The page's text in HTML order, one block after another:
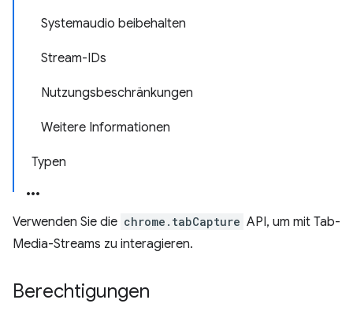
Systemaudio beibehalten
Stream-IDs
Nutzungsbeschränkungen
Weitere Informationen
Typen
Verwenden Sie die chrome.tabCapture API, um mit Tab-
Media-Streams zu interagieren.
Berechtigungen